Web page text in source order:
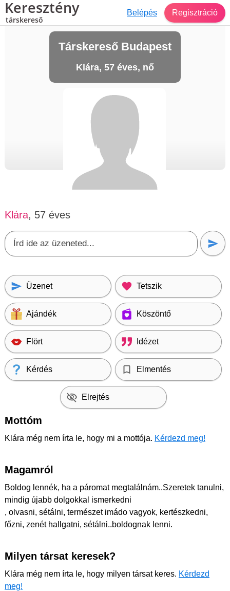
Keresztény
társkereső
Belépés Regisztráció
Társkereső Budapest
Klára, 57 éves, nő
Klára, 57 éves
Üzenet Tetszik
Ajándék Köszöntő
Flört Idézet
Kérdés Elmentés
Elrejtés
Mottóm
Klára még nem írta le, hogy mi a mottója. Kérdezd meg!
Magamról
Boldog lennék, ha a páromat megtalálnám..Szeretek tanulni,
mindig újabb dolgokkal ismerkedni
, olvasni, sétálni, természet imádo vagyok, kertészkedni,
főzni, zenét hallgatni, sétálni..boldognak lenni.
Milyen társat keresek?
Klára még nem írta le, hogy milyen társat keres. Kérdezd
meg!